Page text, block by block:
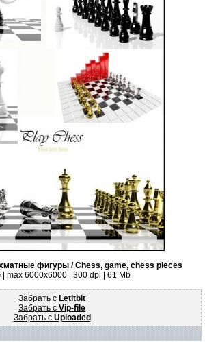
фигуры / Chess, game, chess pieces
| max 6000x6000 | 300 dpi | 61 Mb
Забрать с Letitbit
Забрать с Vip-file
Забрать с Uploaded